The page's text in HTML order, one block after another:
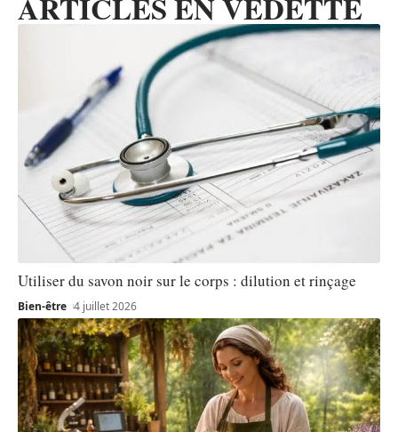
Utiliser du savon noir sur le corps : dilution et rinçage
Bien-être 4 juillet 2026